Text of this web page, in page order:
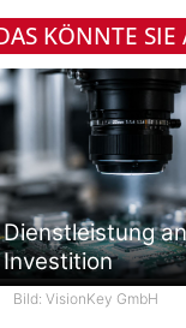
KÖNNTE SIE
Dienstleistung
Investition
Bild: VisionKey GmbH